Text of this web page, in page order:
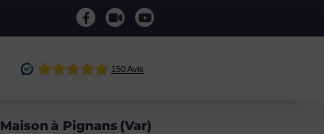
Maison à Pignans (Var)